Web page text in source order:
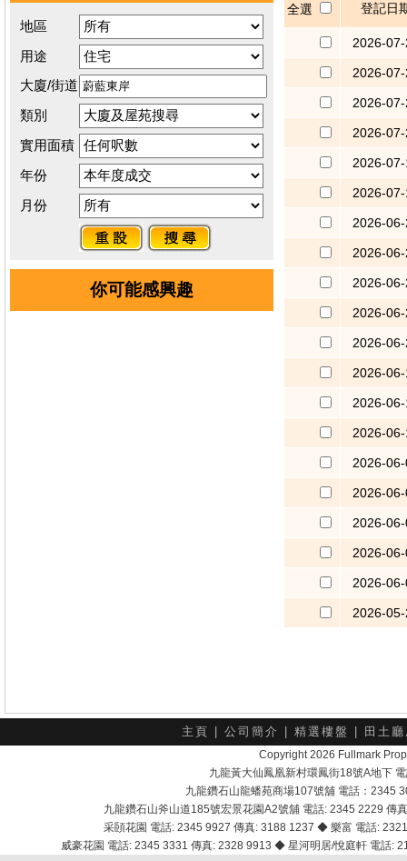
地區
用途
大廈/街道
類別
實用面積
年份
月份
你可能感興趣
全選 登記日
2026-
2026-
2026-
2026-
2026-
2026-
2026-
2026-
2026-
2026-
2026-
2026-
2026-
2026-
2026-
2026-
2026-
2026-
2026-
2026-
主頁 公司簡介 精選樓盤 田土
Copyright 2026 Fullmark
九龍黃大仙鳳凰新村環鳳街18號A地下
九龍鑽石山龍蟠苑商場107號舖 電話：2345
九龍鑽石山斧山道185號宏景花園A2號舖 電話: 2345 2229
采頣花園 電話: 2345 9927 傳真: 3188 1237 ◆ 樂富 電話:
威豪花園 電話: 2345 3331 傳真: 2328 9913 ◆ 星河明居/悅庭軒 電話